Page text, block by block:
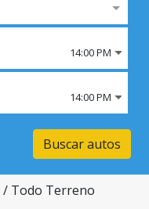
14:00 PM
14:00 PM
Buscar autos
/ Todo Terreno